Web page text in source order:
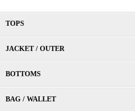
TOPS
JACKET / OUTER
BOTTOMS
BAG / WALLET